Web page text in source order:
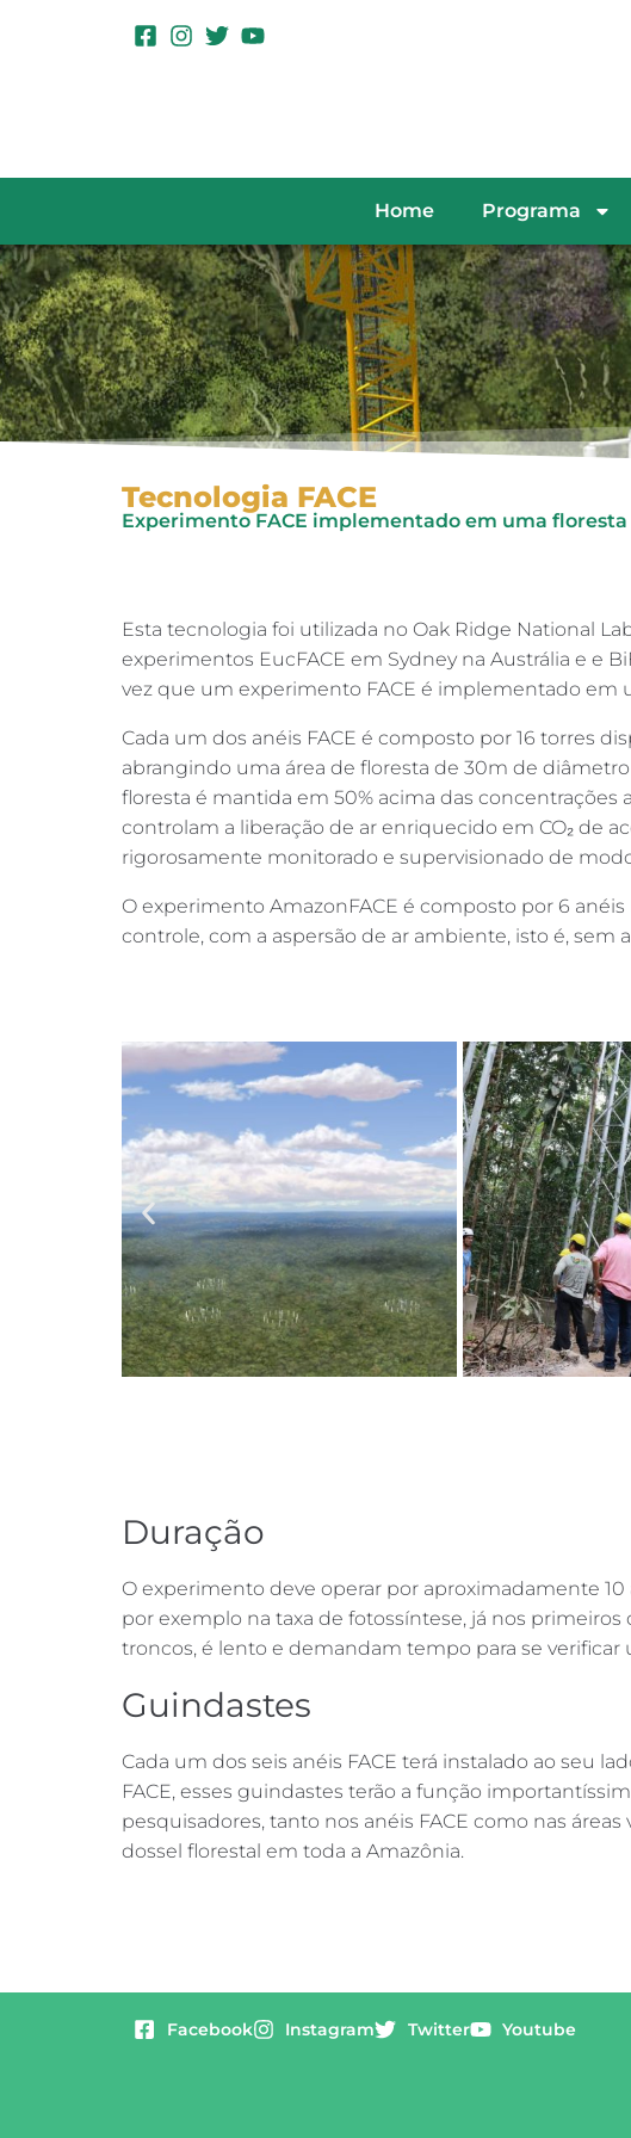
Home Programa
Tecnologia FACE
Experimento FACE implementado em uma
Esta tecnologia foi utilizada no Oak Ridge National
experimentos EucFACE em Sydney na Austrália e e
vez que um experimento FACE é implementado em
Cada um dos anéis FACE é composto por 16 torres
abrangindo uma área de floresta de 30m de
floresta é mantida em 50% acima das concentrações
controlam a liberação de ar enriquecido em CO₂ de
rigorosamente monitorado e supervisionado de
O experimento AmazonFACE é composto por 6
controle, com a aspersão de ar ambiente, isto é, sem
Duração
O experimento deve operar por aproximadamente
por exemplo na taxa de fotossíntese, já nos
troncos, é lento e demandam tempo para se verificar
Guindastes
Cada um dos seis anéis FACE terá instalado ao seu
FACE, esses guindastes terão a função
pesquisadores, tanto nos anéis FACE como nas
dossel florestal em toda a Amazônia.
Facebook Instagram Twitter Youtube